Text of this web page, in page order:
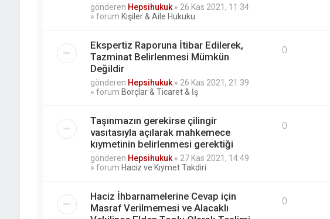
gönderen Hepsihukuk» 26 Kas 2021, 11:34
» forum Kişiler & Aile Hukuku
Ekspertiz Raporuna İtibar Edilerek,
Tazminat Belirlenmesi Mümkün
Değildir
gönderen Hepsihukuk» 26 Kas 2021, 21:39
» forum Borçlar & Ticaret & İş
0
Taşınmazın gerekirse çilingir
vasıtasıyla açılarak mahkemece
kıymetinin belirlenmesi gerektiği
gönderen Hepsihukuk» 27 Kas 2021, 14:49
» forum Haciz ve Kıymet Takdiri
0
Haciz İhbarnamelerine Cevap için
Masraf Verilmemesi ve Alacaklı
0